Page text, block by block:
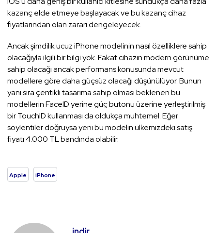
kazanç elde etmeye başlayacak ve bu kazanç cihaz
fiyatlarından olan zararı dengeleyecek.
Ancak şimdilik ucuz iPhone modelinin nasıl özelliklere sahip
olacağıyla ilgili bir bilgi yok. Fakat cihazın modern görünüme
sahip olacağı ancak performans konusunda mevcut
modellere göre daha güçsüz olacağı düşünülüyor. Bunun
yanı sıra çentikli tasarıma sahip olması beklenen bu
modellerin FaceID yerine güç butonu üzerine yerleştirilmiş
bir TouchID kullanması da oldukça muhtemel. Eğer
söylentiler doğruysa yeni bu modelin ülkemizdeki satış
fiyatı 4.000 TL bandında olabilir.
Apple iPhone